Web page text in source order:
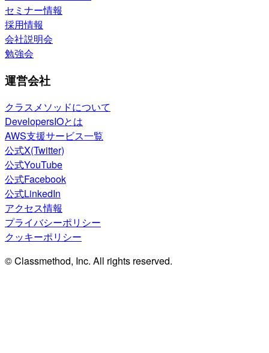
セミナー情報
採用情報
会社説明会
勉強会
運営会社
クラスメソッドについて
DevelopersIOとは
AWS支援サービス一覧
公式X(Twitter)
公式YouTube
公式Facebook
公式LinkedIn
アクセス情報
プライバシーポリシー
クッキーポリシー
© Classmethod, Inc. All rights reserved.